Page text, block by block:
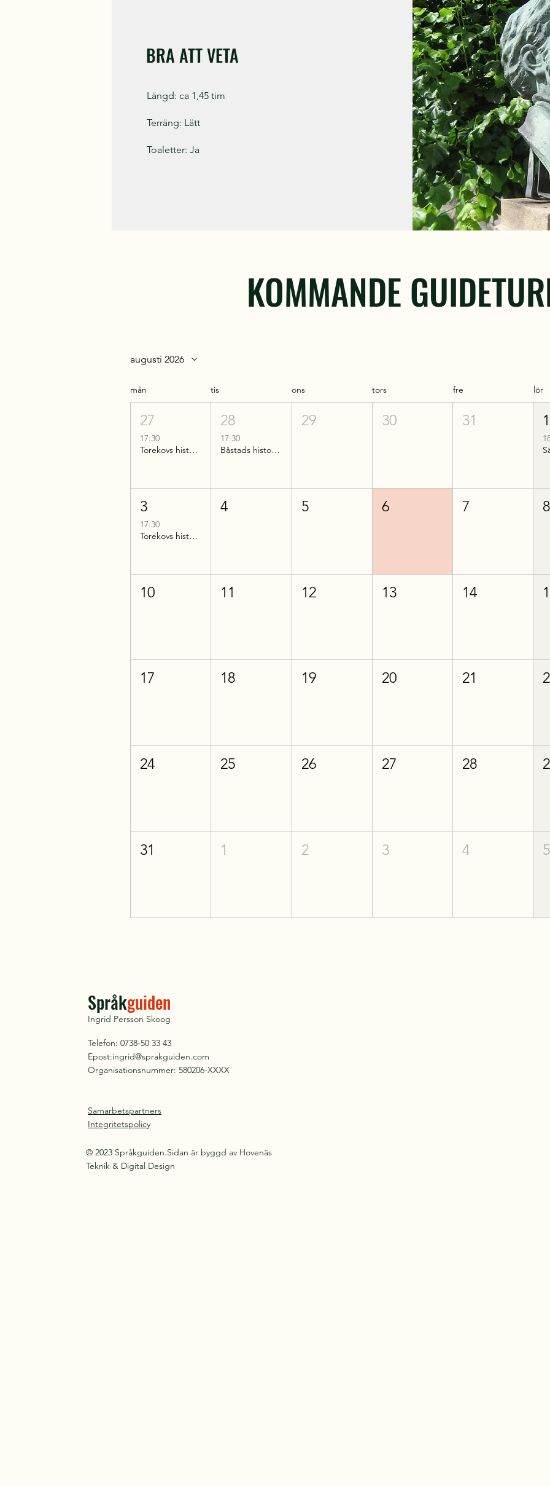
BRA ATT VETA
Längd: ca 1,45 tim
Terräng: Lätt
Toaletter: Ja
KOMMANDE
augusti 2026
mån tis ons tors fre lör
27
17:30
Torekovs historia
28
17:30
Båstads historia del 2
29 30 31 1
3
17:30
Torekovs historia
4 5 6 7 8
10 11 12 13 14
17 18 19 20 21
24 25 26 27 28
31 1 2 3 4 5
Språkguiden
Ingrid Persson Skoog
Telefon: 0738-50 33 43
Epost:ingrid@sprakguiden.com
Organisationsnummer: 580206-XXXX
Samarbetspartners
Integritetspolicy
© 2023 Språkguiden.Sidan är byggd av Hovenäs
Teknik & Digital Design